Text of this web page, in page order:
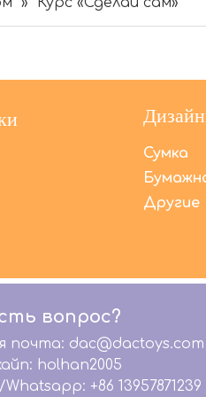
Сумка
Другие
вопрос?
почта: dac@dactoys.com
holhan2005
+86 13957871239